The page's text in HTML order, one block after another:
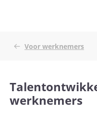
Voor werknemers
werknemers